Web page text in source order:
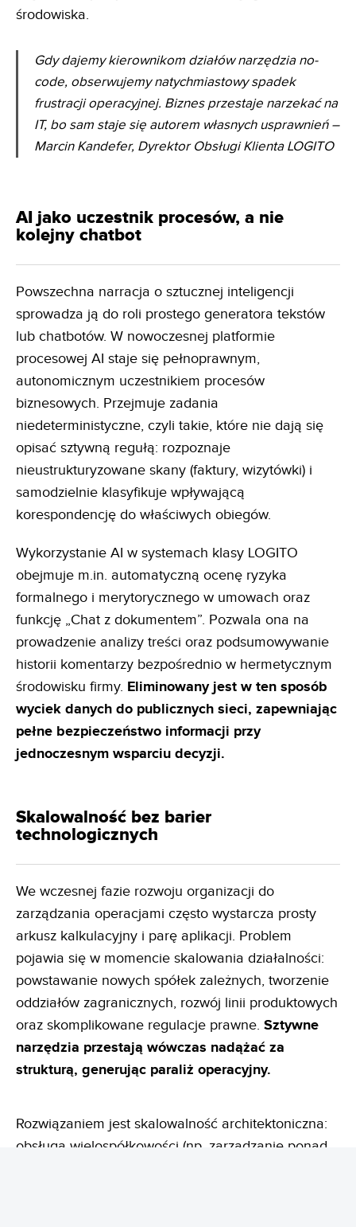
środowiska.
Gdy dajemy kierownikom działów narzędzia no-
code, obserwujemy natychmiastowy spadek
frustracji operacyjnej. Biznes przestaje narzekać na
IT, bo sam staje się autorem własnych usprawnień–
Marcin Kandefer, Dyrektor Obsługi Klienta LOGITO
AI jako uczestnik procesów, a nie
kolejny chatbot
Powszechna narracja o sztucznej inteligencji
sprowadza ją do roli prostego generatora tekstów
lub chatbotów. W nowoczesnej platformie
procesowej AI staje się pełnoprawnym,
autonomicznym uczestnikiem procesów
biznesowych. Przejmuje zadania
niedeterministyczne, czyli takie, które nie dają się
opisać sztywną regułą: rozpoznaje
nieustrukturyzowane skany (faktury, wizytówki) i
samodzielnie klasyfikuje wpływającą
korespondencję do właściwych obiegów.
Wykorzystanie AI w systemach klasy LOGITO
obejmuje m.in. automatyczną ocenę ryzyka
formalnego i merytorycznego w umowach oraz
funkcję „Chat z dokumentem”. Pozwala ona na
prowadzenie analizy treści oraz podsumowywanie
historii komentarzy bezpośrednio w hermetycznym
środowisku firmy. Eliminowany jest w ten sposób
wyciek danych do publicznych sieci, zapewniając
pełne bezpieczeństwo informacji przy
jednoczesnym wsparciu decyzji.
Skalowalność bez barier
technologicznych
We wczesnej fazie rozwoju organizacji do
zarządzania operacjami często wystarcza prosty
arkusz kalkulacyjny i parę aplikacji. Problem
pojawia się w momencie skalowania działalności:
powstawanie nowych spółek zależnych, tworzenie
oddziałów zagranicznych, rozwój linii produktowych
oraz skomplikowane regulacje prawne. Sztywne
narzędzia przestają wówczas nadążać za
strukturą, generując paraliż operacyjny.
Rozwiązaniem jest skalowalność architektoniczna:
obsługa wielospółkowości (np. zarządzanie ponad